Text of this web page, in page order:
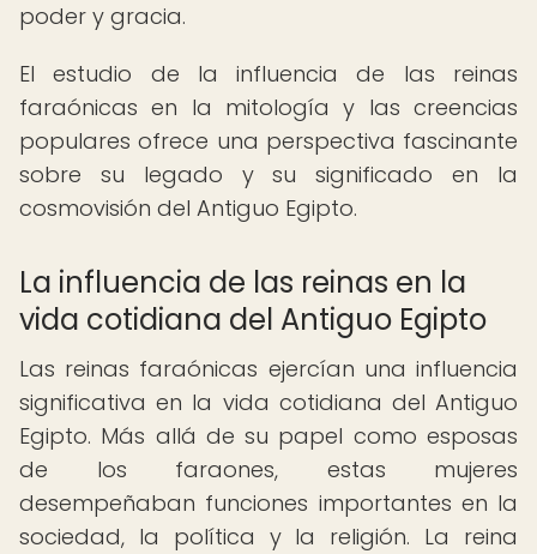
poder y gracia.
El estudio de la influencia de las reinas
faraónicas en la mitología y las creencias
populares ofrece una perspectiva fascinante
sobre su legado y su significado en la
cosmovisión del Antiguo Egipto.
La influencia de las reinas en la
vida cotidiana del Antiguo Egipto
Las reinas faraónicas ejercían una influencia
significativa en la vida cotidiana del Antiguo
Egipto. Más allá de su papel como esposas
de los faraones, estas mujeres
desempeñaban funciones importantes en la
sociedad, la política y la religión. La reina